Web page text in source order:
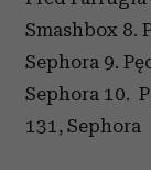
Smashbox 8.
Sephora 9.
Sephora 10.
131, Sephora